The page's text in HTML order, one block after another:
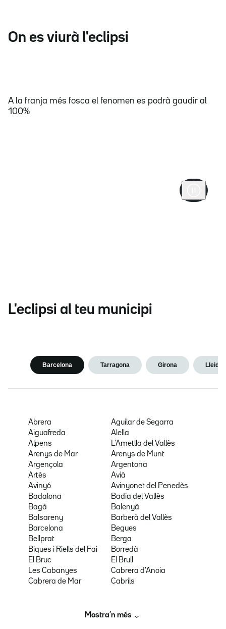
On es viurà l'eclipsi
A la franja més fosca el fenomen es podrà gaudir al
100%
L'eclipsi al teu municipi
Barcelona Tarragona Girona Lleida
Abrera
Aguilar de Segarra
Aiguafreda
Alella
Alpens
L'Ametlla del Vallès
Arenys de Mar
Arenys de Munt
Argençola
Argentona
Artés
Avià
Avinyó
Avinyonet del Penedès
Badalona
Badia del Vallès
Bagà
Balenyà
Balsareny
Barberà del Vallès
Barcelona
Begues
Bellprat
Berga
Bigues i Riells del Fai
Borredà
El Bruc
El Brull
Les Cabanyes
Cabrera d'Anoia
Cabrera de Mar
Cabrils
Mostra’n més